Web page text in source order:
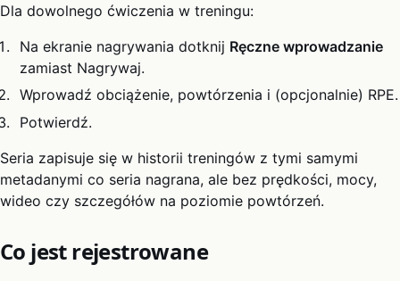
Dla dowolnego ćwiczenia w treningu:
Na ekranie nagrywania dotknij Ręczne wprowadzanie
zamiast Nagrywaj.
Wprowadź obciążenie, powtórzenia i (opcjonalnie) RPE.
Potwierdź.
Seria zapisuje się w historii treningów z tymi samymi
metadanymi co seria nagrana, ale bez prędkości, mocy,
wideo czy szczegółów na poziomie powtórzeń.
Co jest rejestrowane